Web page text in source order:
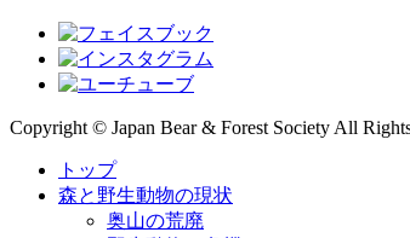
Copyright © Japan Bear & Forest Society All
トップ
森と野生動物の現状
奥山の荒廃